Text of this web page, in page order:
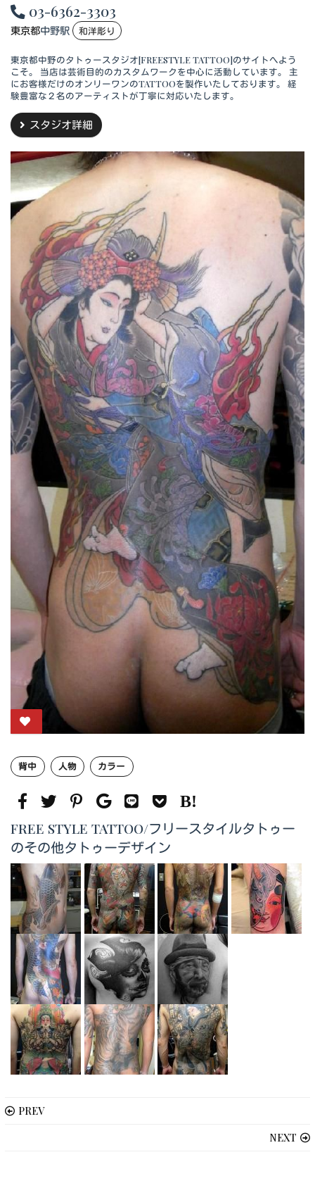
03-6362-3303
東京都中野駅 和洋彫り
東京都中野のタトゥースタジオ[FREESTYLE TATTOO]のサイトへよう
こそ。 当店は芸術目的のカスタムワークを中心に活動しています。 主
にお客様だけのオンリーワンのTATTOOを製作いたしております。 経
験豊富な２名のアーティストが丁寧に対応いたします。
スタジオ詳細
背中 人物 カラー
FREE STYLE TATTOO/フリースタイルタトゥー
のその他タトゥーデザイン
PREV
NEXT